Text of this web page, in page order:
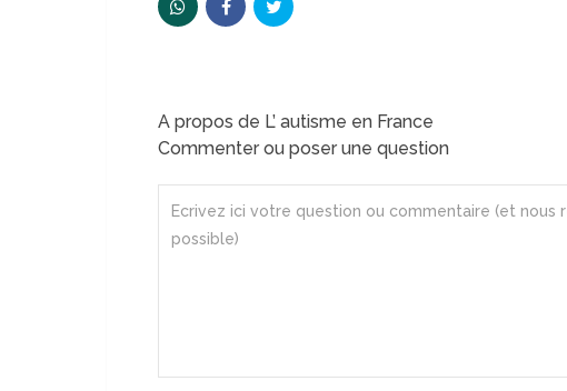
A propos de L’ autisme en France
Commenter ou poser une question